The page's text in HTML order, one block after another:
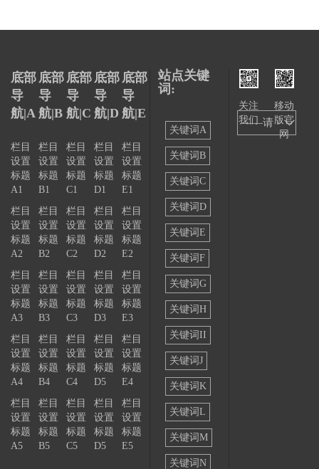
底部
导
航|A
栏目
设置
标题
A1
栏目
设置
标题
A2
栏目
设置
标题
A3
栏目
设置
标题
A4
栏目
设置
标题
A5
底部
导
航|B
栏目
设置
标题
B1
栏目
设置
标题
B2
栏目
设置
标题
B3
栏目
设置
标题
B4
栏目
设置
标题
B5
底部
导
航|C
栏目
设置
标题
C1
栏目
设置
标题
C2
栏目
设置
标题
C3
栏目
设置
标题
C4
栏目
设置
标题
C5
底部
导
航|D
栏目
设置
标题
D1
栏目
设置
标题
D2
栏目
设置
标题
D3
栏目
设置
标题
D5
栏目
设置
标题
D5
底部
导
航|E
栏目
设置
标题
E1
栏目
设置
标题
E2
栏目
设置
标题
E3
栏目
设置
标题
E4
栏目
设置
标题
E5
站点关键
词:
关键词A
关键词B
关键词C
关键词D
关键词E
关键词F
关键词G
关键词H
关键词II
关键词J
关键词K
关键词L
关键词M
关键词N
关注
我们
移动
版官
网
——请